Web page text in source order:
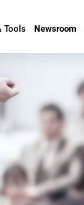
Tools Newsroom